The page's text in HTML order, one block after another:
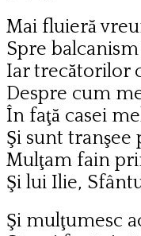
Mai fluieră
Spre
Iar trecătorilor
Despre cum
În faţă casei
Şi sunt tranşee
Mulţam fain
Şi lui Ilie,
Şi mulţumesc